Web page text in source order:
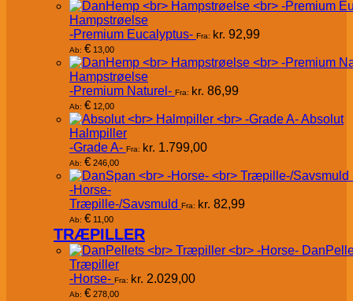
Hampstrøelse
-Premium Eucalyptus- Fra: kr. 92,99
Ab: € 13,00
Hampstrøelse
-Premium Naturel- Fra: kr. 86,99
Ab: € 12,00
Absolut
Halmpiller
-Grade A- Fra: kr. 1.799,00
Ab: € 246,00
-Horse-
Træpille-/Savsmuld Fra: kr. 82,99
Ab: € 11,00
TRÆPILLER
Træpiller
-Horse- Fra: kr. 2.029,00
Ab: € 278,00